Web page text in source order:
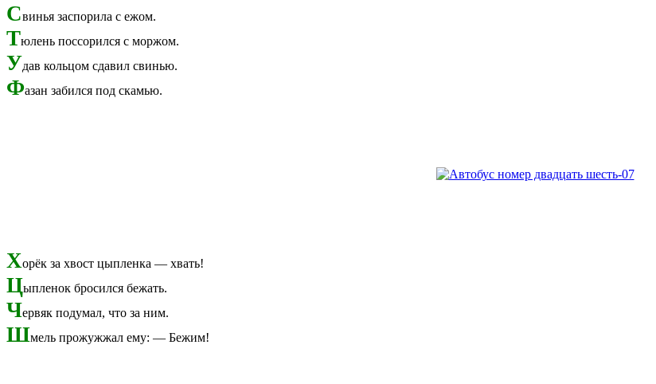
Свинья заспорила с ежом.
Тюлень поссорился с моржом.
Удав кольцом сдавил свинью.
Фазан забился под скамью.
Хорёк за хвост цыпленка — хвать!
Цыпленок бросился бежать.
Червяк подумал, что за ним.
Шмель прожужжал ему: — Бежим!